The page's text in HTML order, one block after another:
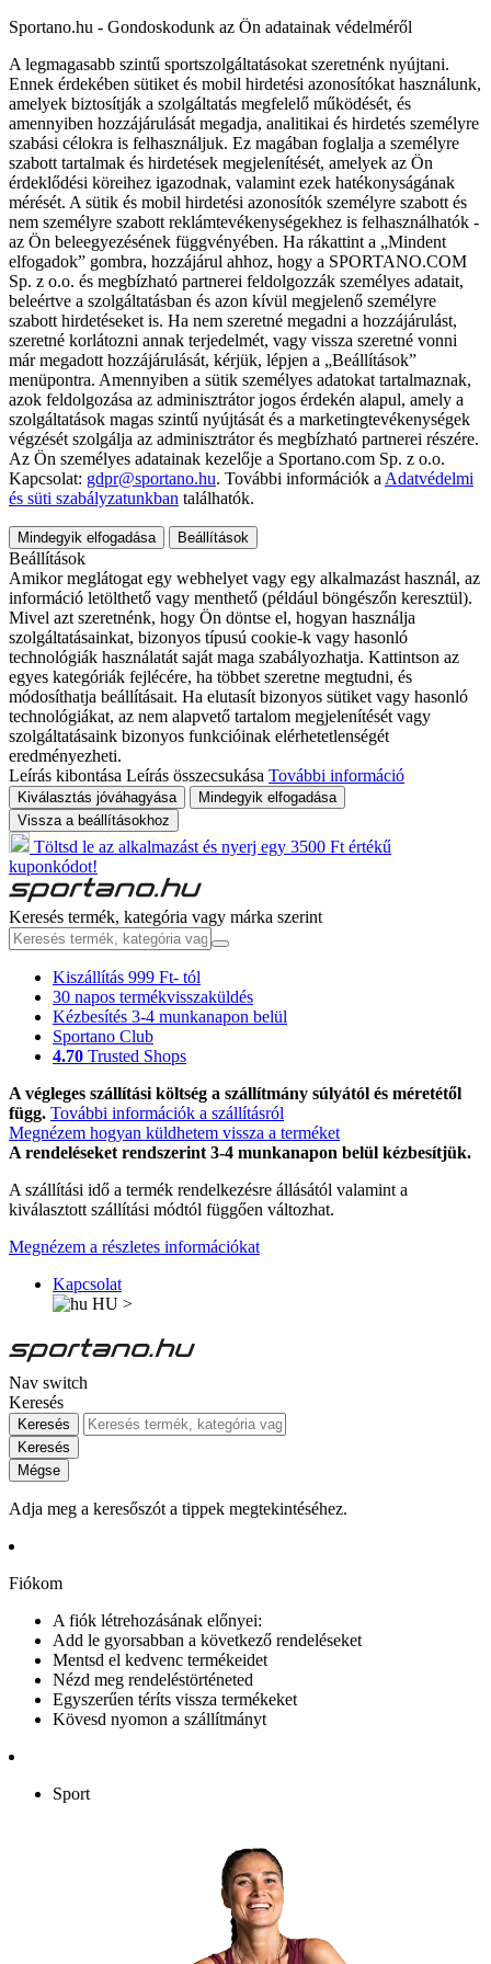
Sportano.hu - Gondoskodunk az Ön adatainak védelméről
A legmagasabb szintű sportszolgáltatásokat szeretnénk nyújtani.
Ennek érdekében sütiket és mobil hirdetési azonosítókat használunk,
amelyek biztosítják a szolgáltatás megfelelő működését, és
amennyiben hozzájárulását megadja, analitikai és hirdetés személyre
szabási célokra is felhasználjuk. Ez magában foglalja a személyre
szabott tartalmak és hirdetések megjelenítését, amelyek az Ön
érdeklődési köreihez igazodnak, valamint ezek hatékonyságának
mérését. A sütik és mobil hirdetési azonosítók személyre szabott és
nem személyre szabott reklámtevékenységekhez is felhasználhatók -
az Ön beleegyezésének függvényében. Ha rákattint a „Mindent
elfogadok” gombra, hozzájárul ahhoz, hogy a SPORTANO.COM
Sp. z o.o. és megbízható partnerei feldolgozzák személyes adatait,
beleértve a szolgáltatásban és azon kívül megjelenő személyre
szabott hirdetéseket is. Ha nem szeretné megadni a hozzájárulást,
szeretné korlátozni annak terjedelmét, vagy vissza szeretné vonni
már megadott hozzájárulását, kérjük, lépjen a „Beállítások”
menüpontra. Amennyiben a sütik személyes adatokat tartalmaznak,
azok feldolgozása az adminisztrátor jogos érdekén alapul, amely a
szolgáltatások magas szintű nyújtását és a marketingtevékenységek
végzését szolgálja az adminisztrátor és megbízható partnerei részére.
Az Ön személyes adatainak kezelője a Sportano.com Sp. z o.o.
Kapcsolat: gdpr@sportano.hu. További információk a Adatvédelmi
és süti szabályzatunkban találhatók.
Mindegyik elfogadása Beállítások
Beállítások
Amikor meglátogat egy webhelyet vagy egy alkalmazást használ, az
információ letölthető vagy menthető (például böngészőn keresztül).
Mivel azt szeretnénk, hogy Ön döntse el, hogyan használja
szolgáltatásainkat, bizonyos típusú cookie-k vagy hasonló
technológiák használatát saját maga szabályozhatja. Kattintson az
egyes kategóriák fejlécére, ha többet szeretne megtudni, és
módosíthatja beállításait. Ha elutasít bizonyos sütiket vagy hasonló
technológiákat, az nem alapvető tartalom megjelenítését vagy
szolgáltatásaink bizonyos funkcióinak elérhetetlenségét
eredményezheti.
Leírás kibontása Leírás összecsukása További információ
Kiválasztás jóváhagyása
Mindegyik elfogadása
Vissza a beállításokhoz
Töltsd le az alkalmazást és nyerj egy 3500 Ft értékű
kuponkódot!
Keresés termék, kategória vagy márka szerint
Kiszállítás 999 Ft- tól
30 napos termékvisszaküldés
Kézbesítés 3-4 munkanapon belül
Sportano Club
4.70 Trusted Shops
A végleges szállítási költség a szállítmány súlyától és méretétől
függ. További információk a szállításról
Megnézem hogyan küldhetem vissza a terméket
A rendeléseket rendszerint 3-4 munkanapon belül kézbesítjük.
A szállítási idő a termék rendelkezésre állásától valamint a
kiválasztott szállítási módtól függően változhat.
Megnézem a részletes információkat
Kapcsolat
HU >
Nav switch
Keresés
Keresés
Keresés
Mégse
Adja meg a keresőszót a tippek megtekintéséhez.
Fiókom
A fiók létrehozásának előnyei:
Add le gyorsabban a következő rendeléseket
Mentsd el kedvenc termékeidet
Nézd meg rendeléstörténeted
Egyszerűen téríts vissza termékeket
Kövesd nyomon a szállítmányt
Sport